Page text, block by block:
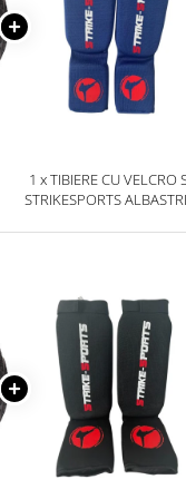
1 x TIBIERE CU VELCRO
STRIKESPORTS